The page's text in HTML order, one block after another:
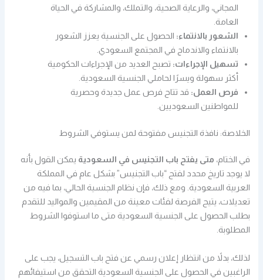
المجاني، والرعاية الصحية، والتملك، والمشاركة في الحياة
العامة.
الشعور بالانتماء: الحصول على الجنسية يعزز الشعور
بالانتماء والاندماج في المجتمع السعودي.
تسهيل الإجراءات: تصبح العديد من الإجراءات الحكومية
أكثر سهولة ويسرًا لحاملي الجنسية السعودية.
فرص العمل: قد تتاح فرص عمل جديدة وحصرية
للمواطنين السعوديين.
الخلاصة: نافذة التجنيس مفتوحة لمن يستوفي الشروط
في الختام، متى يفتح باب التجنيس في السعودية يمكن القول بأنه
لا يوجد تاريخ محدد لفتح “باب التجنيس” بشكل عام في المملكة
العربية السعودية. ومع ذلك، فإن نظام الجنسية الحالي، بما فيه من
تعديلات، يتيح الفرصة لفئات معينة من المقيمين والمواليد للتقدم
بطلب الحصول على الجنسية السعودية متى ما استوفوا الشروط
المطلوبة.
لذلك، بدلاً من انتظار إعلان رسمي عن فتح باب التسجيل، يجب على
الراغبين في الحصول على الجنسية السعودية التحقق من استيفائهم